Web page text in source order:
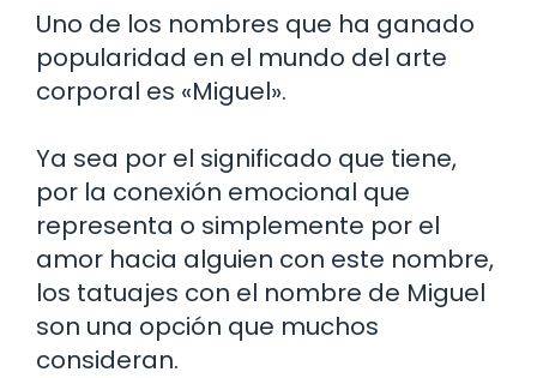
Uno de los nombres que ha ganado
popularidad en el mundo del arte
corporal es «Miguel».
Ya sea por el significado que tiene,
por la conexión emocional que
representa o simplemente por el
amor hacia alguien con este nombre,
los tatuajes con el nombre de Miguel
son una opción que muchos
consideran.